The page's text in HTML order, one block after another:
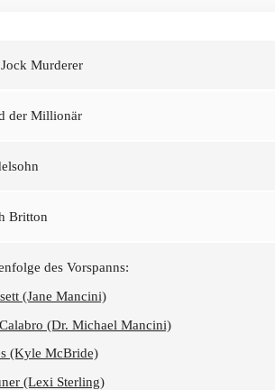
Murderer
der Millionär
Britton
des Vorspanns:
(Jane Mancini)
(Dr. Michael Mancini)
(Kyle McBride)
(Lexi Sterling)